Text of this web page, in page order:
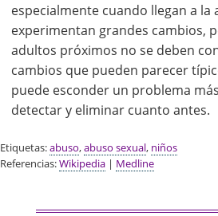
especialmente cuando llegan a la
experimentan grandes cambios,
adultos próximos no se deben
cambios que pueden parecer
puede esconder un problema
detectar y eliminar cuanto antes.
Etiquetas:abuso,abuso sexual, niños
Referencias:Wikipedia | Medline